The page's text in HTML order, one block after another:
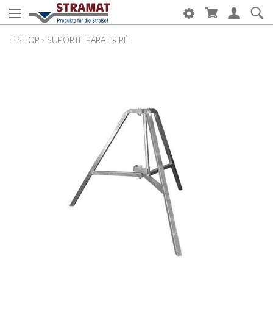
E-SHOP › SUPORTE PARA TRIPÉ